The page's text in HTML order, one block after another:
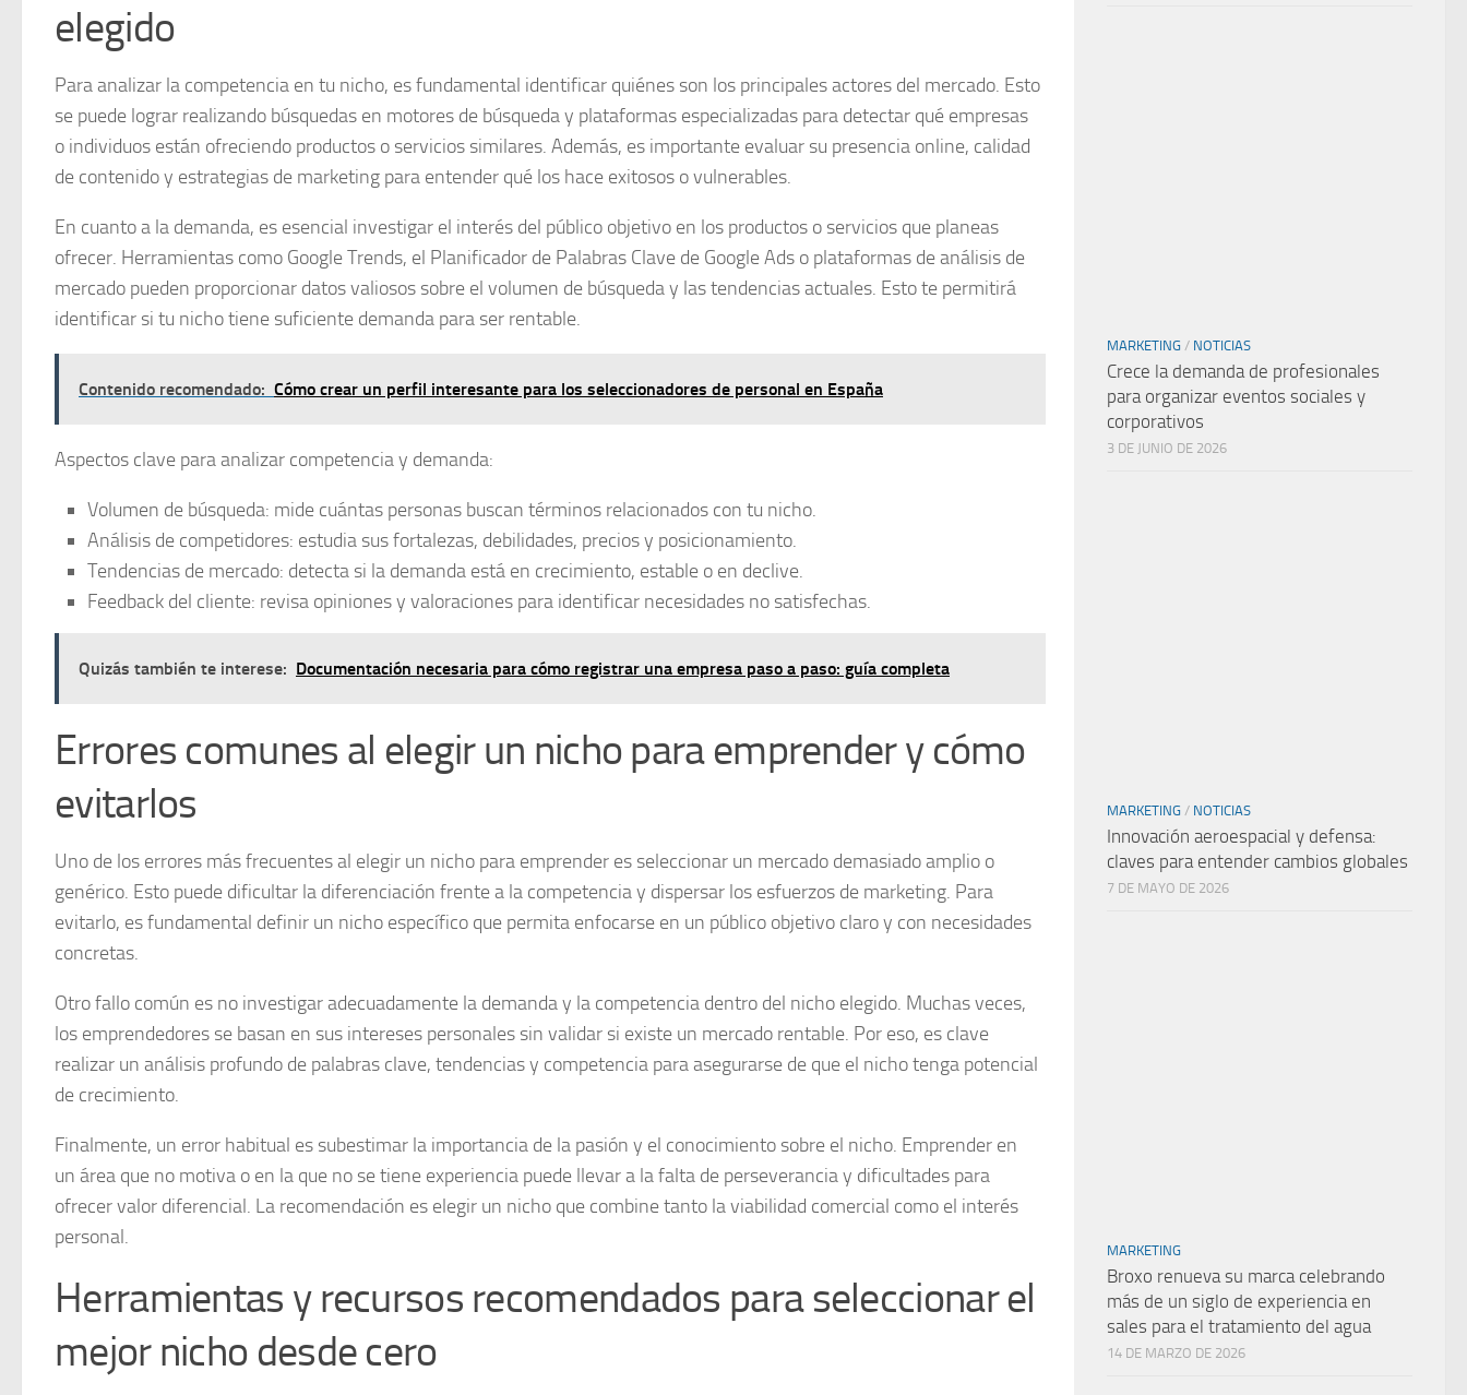
elegido
Para analizar la competencia en tu nicho, es fundamental identificar quiénes son los principales actores del mercado. Esto
se puede lograr realizando búsquedas en motores de búsqueda y plataformas especializadas para detectar qué empresas
o individuos están ofreciendo productos o servicios similares. Además, es importante evaluar su presencia online, calidad
de contenido y estrategias de marketing para entender qué los hace exitosos o vulnerables.
En cuanto a la demanda, es esencial investigar el interés del público objetivo en los productos o servicios que planeas
ofrecer. Herramientas como Google Trends, el Planificador de Palabras Clave de Google Ads o plataformas de análisis de
mercado pueden proporcionar datos valiosos sobre el volumen de búsqueda y las tendencias actuales. Esto te permitirá
identificar si tu nicho tiene suficiente demanda para ser rentable.
Contenido recomendado: Cómo crear un perfil interesante para los seleccionadores de personal en España
Aspectos clave para analizar competencia y demanda:
Volumen de búsqueda: mide cuántas personas buscan términos relacionados con tu nicho.
Análisis de competidores: estudia sus fortalezas, debilidades, precios y posicionamiento.
Tendencias de mercado: detecta si la demanda está en crecimiento, estable o en declive.
Feedback del cliente: revisa opiniones y valoraciones para identificar necesidades no satisfechas.
Quizás también te interese: Documentación necesaria para cómo registrar una empresa paso a paso: guía completa
Errores comunes al elegir un nicho para emprender y cómo
evitarlos
Uno de los errores más frecuentesal elegir un nicho para emprender es seleccionar un mercado demasiado amplio o
genérico. Esto puede dificultar la diferenciación frente a la competencia y dispersar los esfuerzos de marketing. Para
evitarlo, es fundamental definir un nicho específico que permita enfocarse en un público objetivo claro y con necesidades
concretas.
Otro fallo común es no investigar adecuadamente la demanda y la competencia dentro del nicho elegido. Muchas veces,
los emprendedores se basan en sus intereses personales sin validar si existe un mercado rentable. Por eso, es clave
realizar un análisis profundo de palabras clave, tendencias y competencia para asegurarse de que el nicho tenga potencial
de crecimiento.
Finalmente, un error habitual es subestimar la importancia de la pasión y el conocimiento sobre el nicho. Emprender en
un área que no motiva o en la que no se tiene experiencia puede llevar a la falta de perseverancia y dificultades para
ofrecer valor diferencial. La recomendación es elegir un nicho que combine tanto la viabilidad comercial como el interés
personal.
Herramientas y recursos recomendados para seleccionar el
mejor nicho desde cero
MARKETING / NOTICIAS
Crece la demanda de profesionales
para organizar eventos sociales y
corporativos
3 DE JUNIO DE 2026
MARKETING / NOTICIAS
Innovación aeroespacial y defensa:
claves para entender cambios globales
7 DE MAYO DE 2026
MARKETING
Broxo renueva su marca celebrando
más de un siglo de experiencia en
sales para el tratamiento del agua
14 DE MARZO DE 2026